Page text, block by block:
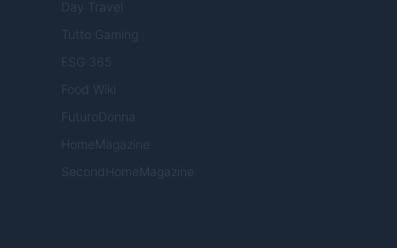
Day Travel
Tutto Gaming
ESG 365
Food Wiki
FuturoDonna
HomeMagazine
SecondHomeMagazine